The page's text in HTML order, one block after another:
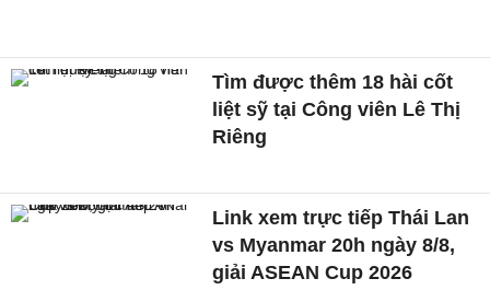
Tìm được thêm 18 hài cốt
liệt sỹ tại Công viên Lê Thị
Riêng
Link xem trực tiếp Thái Lan
vs Myanmar 20h ngày 8/8,
giải ASEAN Cup 2026